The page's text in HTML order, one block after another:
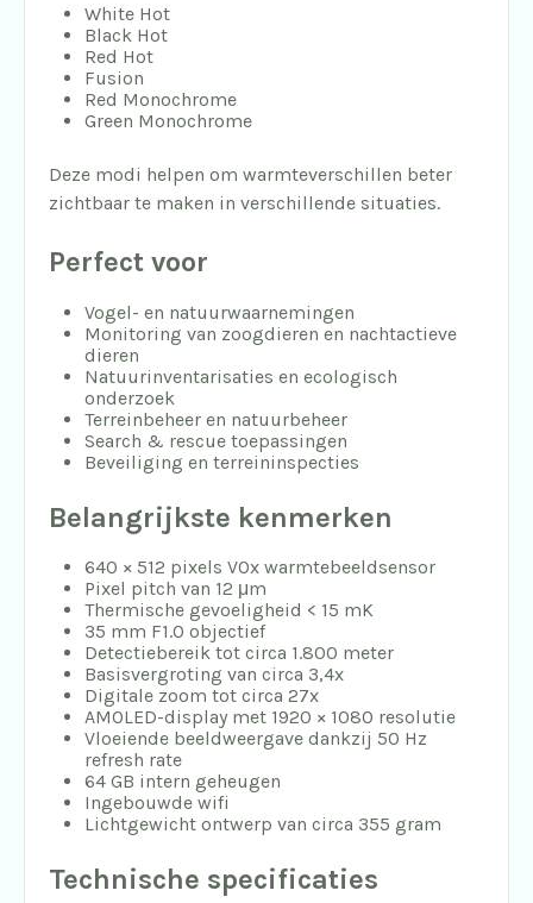
White Hot
Black Hot
Red Hot
Fusion
Red Monochrome
Green Monochrome
Deze modi helpen om warmteverschillen beter
zichtbaar te maken in verschillende situaties.
Perfect voor
Vogel- en natuurwaarnemingen
Monitoring van zoogdieren en nachtactieve
dieren
Natuurinventarisaties en ecologisch
onderzoek
Terreinbeheer en natuurbeheer
Search & rescue toepassingen
Beveiliging en terreininspecties
Belangrijkste kenmerken
640 × 512 pixels VOx warmtebeeldsensor
Pixel pitch van 12 μm
Thermische gevoeligheid < 15 mK
35 mm F1.0 objectief
Detectiebereik tot circa 1.800 meter
Basisvergroting van circa 3,4x
Digitale zoom tot circa 27x
AMOLED-display met 1920 × 1080 resolutie
Vloeiende beeldweergave dankzij 50 Hz
refresh rate
64 GB intern geheugen
Ingebouwde wifi
Lichtgewicht ontwerp van circa 355 gram
Technische specificaties